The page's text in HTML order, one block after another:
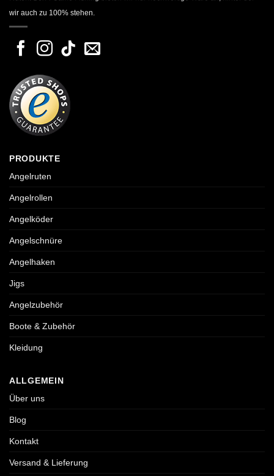
wir auch zu 100% stehen.
PRODUKTE
Angelruten
Angelrollen
Angelköder
Angelschnüre
Angelhaken
Jigs
Angelzubehör
Boote & Zubehör
Kleidung
ALLGEMEIN
Über uns
Blog
Kontakt
Versand & Lieferung